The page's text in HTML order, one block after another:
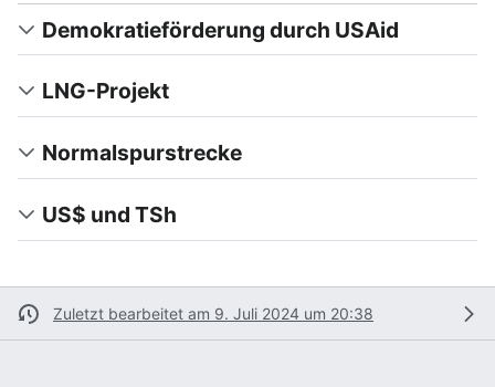
Demokratieförderung durch USAid
LNG-Projekt
Normalspurstrecke
US$ und TSh
Zuletzt bearbeitet am 9. Juli 2024 um 20:38